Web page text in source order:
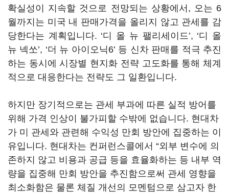
확실성이 지속할 것으로 전망되는 상황에서, 오는 6
월까지는 미국 내 판매가격을 올리지 않고 관세를 감
당한다는 계획입니다. ‘디 올 뉴 팰리세이드’, ‘디 올
뉴 넥쏘’, ‘더 뉴 아이오닉6’ 등 신차 판매를 적극 추진
하는 동시에 시장별 현지화 전략 고도화를 통해 체계
적으로 대응한다는 전략도 그 일환입니다.
하지만 장기적으로는 관세 부과에 따른 실적 방어를
위해 가격 인상이 불가피할 수밖에 없습니다. 현대차
가 미 관세와 관련해 수익성 만회 방안에 집중하는 이
유입니다. 현대차는 컨퍼런스콜에서 “외부 변수에 의
존하지 않고 비용과 공급 등을 효율화하는 등 내부 역
량을 집중해 만회 방안을 추진함으로써 관세 영향을
최소화함은 물론 체질 개선의 모멘텀으로 삼고자 한